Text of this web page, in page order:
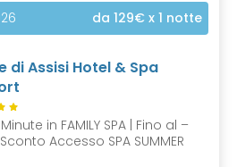
da 129€ x 1 notte
di Assisi Hotel & Spa
in FAMILY SPA | Fino al –
Accesso SPA SUMMER